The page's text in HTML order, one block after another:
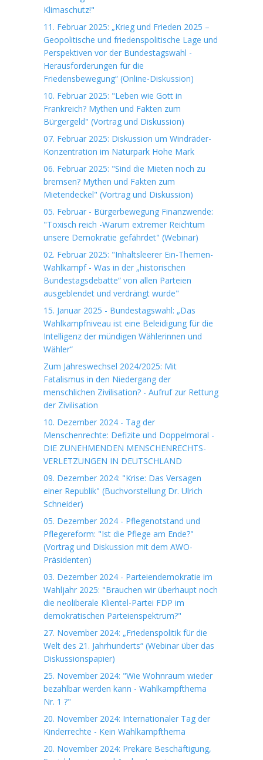
Klimaschutz!"
11. Februar 2025: „Krieg und Frieden 2025 –
Geopolitische und friedenspolitische Lage und
Perspektiven vor der Bundestagswahl -
Herausforderungen für die
Friedensbewegung“ (Online-Diskussion)
10. Februar 2025: "Leben wie Gott in
Frankreich? Mythen und Fakten zum
Bürgergeld" (Vortrag und Diskussion)
07. Februar 2025: Diskussion um Windräder-
Konzentration im Naturpark Hohe Mark
06. Februar 2025: "Sind die Mieten noch zu
bremsen? Mythen und Fakten zum
Mietendeckel" (Vortrag und Diskussion)
05. Februar - Bürgerbewegung Finanzwende:
"Toxisch reich -Warum extremer Reichtum
unsere Demokratie gefährdet" (Webinar)
02. Februar 2025: "Inhaltsleerer Ein-Themen-
Wahlkampf - Was in der „historischen
Bundestagsdebatte“ von allen Parteien
ausgeblendet und verdrängt wurde"
15. Januar 2025 - Bundestagswahl: „Das
Wahlkampfniveau ist eine Beleidigung für die
Intelligenz der mündigen Wählerinnen und
Wähler“
Zum Jahreswechsel 2024/2025: Mit
Fatalismus in den Niedergang der
menschlichen Zivilisation? - Aufruf zur Rettung
der Zivilisation
10. Dezember 2024 - Tag der
Menschenrechte: Defizite und Doppelmoral -
DIE ZUNEHMENDEN MENSCHENRECHTS-
VERLETZUNGEN IN DEUTSCHLAND
09. Dezember 2024: "Krise: Das Versagen
einer Republik" (Buchvorstellung Dr. Ulrich
Schneider)
05. Dezember 2024 - Pflegenotstand und
Pflegereform: "Ist die Pflege am Ende?"
(Vortrag und Diskussion mit dem AWO-
Präsidenten)
03. Dezember 2024 - Parteiendemokratie im
Wahljahr 2025: "Brauchen wir überhaupt noch
die neoliberale Klientel-Partei FDP im
demokratischen Parteienspektrum?"
27. November 2024: „Friedenspolitik für die
Welt des 21. Jahrhunderts“ (Webinar über das
Diskussionspapier)
25. November 2024: "Wie Wohnraum wieder
bezahlbar werden kann - Wahlkampfthema
Nr. 1 ?"
20. November 2024: Internationaler Tag der
Kinderrechte - Kein Wahlkampfthema
20. November 2024: Prekäre Beschäftigung,